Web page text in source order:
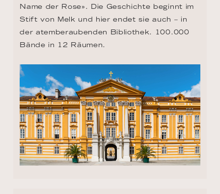
Name der Rose». Die Geschichte beginnt im
Stift von Melk und hier endet sie auch – in
der atemberaubenden Bibliothek. 100.000
Bände in 12 Räumen.